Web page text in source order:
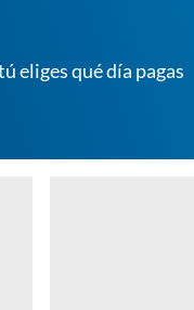
eliges qué día pagas